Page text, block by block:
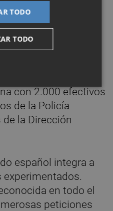
contra el fuego a
de Investigación
mediante la
Civil y
dispositivo de
del fuego 24
con 2.000 efectivos
de la Policía
la Dirección
español integra a
en todo el
peticiones
TODO
TODO